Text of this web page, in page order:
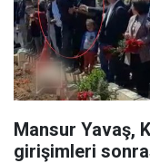
Mansur Yavaş,
girişimleri